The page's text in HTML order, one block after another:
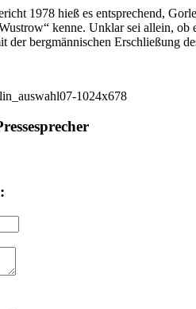
1978 hieß es entsprechend,
kenne. Unklar sei allein,
der bergmännischen Erschließung